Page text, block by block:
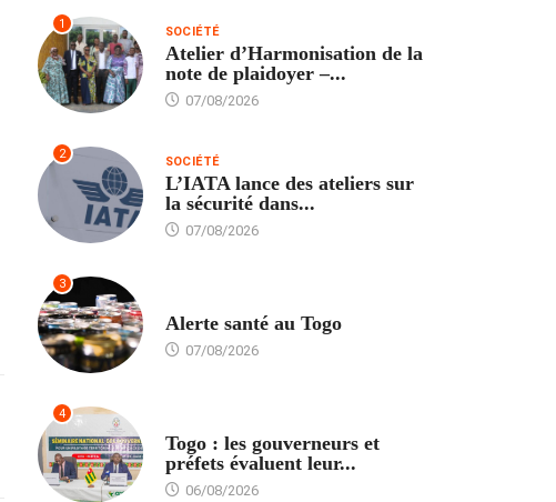
1 SOCIÉTÉ
Atelier d’Harmonisation de la
note de plaidoyer –...
07/08/2026
2 SOCIÉTÉ
L’IATA lance des ateliers sur
la sécurité dans...
07/08/2026
3
Alerte santé au Togo
07/08/2026
4
Togo : les gouverneurs et
préfets évaluent leur...
06/08/2026